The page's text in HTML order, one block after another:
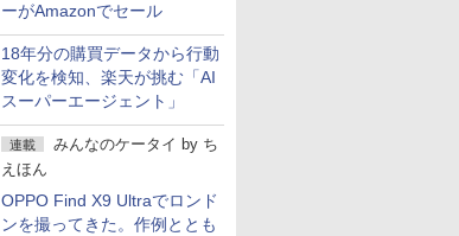
ーがAmazonでセール
18年分の購買データから行動
変化を検知、楽天が挑む「AI
スーパーエージェント」
連載 みんなのケータイ by ち
えほん
OPPO Find X9 Ultraでロンド
ンを撮ってきた。作例ととも